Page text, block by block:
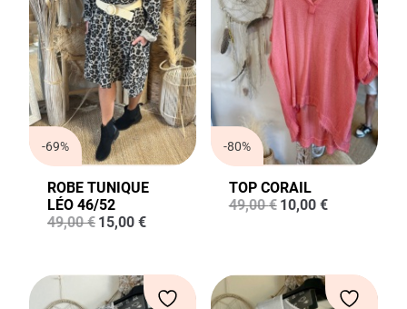
-69%
ROBE TUNIQUE
LÉO 46/52
49,00€ Le
était :
49,00 €.
15,00 €Le
est :
15,00 €.
-80%
TOP CORAIL
49,00€ Le
49,00 €.
10,00 €Le
10,00 €.